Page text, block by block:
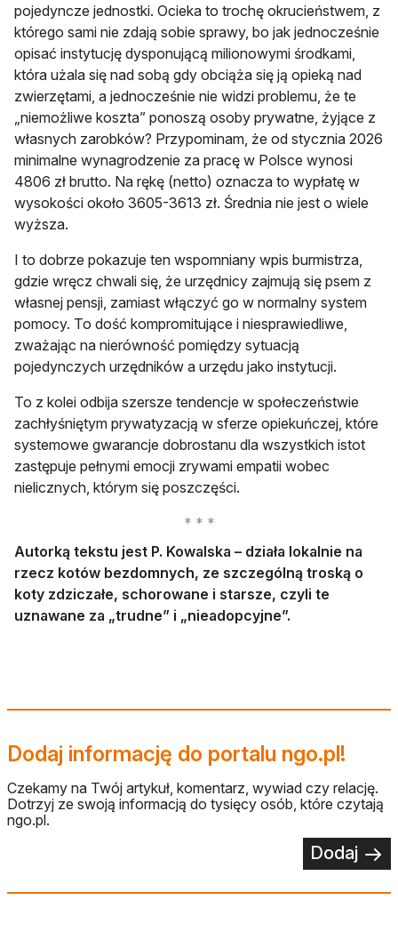
pojedyncze jednostki. Ocieka to trochę okrucieństwem, z
którego sami nie zdają sobie sprawy, bo jak jednocześnie
opisać instytucję dysponującą milionowymi środkami,
która użala się nad sobą gdy obciąża się ją opieką nad
zwierzętami, a jednocześnie nie widzi problemu, że te
„niemożliwe koszta” ponoszą osoby prywatne, żyjące z
własnych zarobków? Przypominam, że od stycznia 2026
minimalne wynagrodzenie za pracę w Polsce wynosi
4806 zł brutto. Na rękę (netto) oznacza to wypłatę w
wysokości około 3605-3613 zł. Średnia nie jest o wiele
wyższa.
I to dobrze pokazuje ten wspomniany wpis burmistrza,
gdzie wręcz chwali się, że urzędnicy zajmują się psem z
własnej pensji, zamiast włączyć go w normalny system
pomocy. To dość kompromitujące i niesprawiedliwe,
zważając na nierówność pomiędzy sytuacją
pojedynczych urzędników a urzędu jako instytucji.
To z kolei odbija szersze tendencje w społeczeństwie
zachłyśniętym prywatyzacją w sferze opiekuńczej, które
systemowe gwarancje dobrostanu dla wszystkich istot
zastępuje pełnymi emocji zrywami empatii wobec
nielicznych, którym się poszczęści.
Autorką tekstu jest P. Kowalska – działa lokalnie na
rzecz kotów bezdomnych, ze szczególną troską o
koty zdziczałe, schorowane i starsze, czyli te
uznawane za „trudne” i „nieadopcyjne”.
Dodaj informację do portalu ngo.pl!
Czekamy na Twój artykuł, komentarz, wywiad czy relację.
Dotrzyj ze swoją informacją do tysięcy osób, które czytają
ngo.pl.
Dodaj